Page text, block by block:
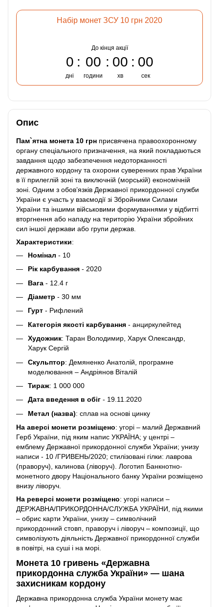
Набір монет ЗСУ 10 грн 2020
До кінця акції
0
дні
00
години
00
хв
00
сек
Опис
Пам`ятна монета 10 грн присвячена правоохоронному
органу спеціального призначення, на який покладаються
завдання щодо забезпечення недоторканності
державного кордону та охорони суверенних прав України
в її прилеглій зоні та виключній (морській) економічній
зоні. Одним з обов’язків Державної прикордонної служби
України є участь у взаємодії зі Збройними Силами
України та іншими військовими формуваннями у відбитті
вторгнення або нападу на територію України збройних
сил іншої держави або групи держав.
Характеристики:
Номінал - 10
Рік карбування - 2020
Вага - 12.4 г
Діаметр - 30 мм
Гурт - Рифлений
Категорія якості карбування - анциркулейтед
Художник: Таран Володимир, Харук Олександр,
Харук Сергій
Скульптор: Демяненко Анатолій, програмне
моделювання – Андріянов Віталій
Тираж: 1 000 000
Дата введення в обіг - 19.11.2020
Метал (назва): сплав на основі цинку
На аверсі монети розміщено: угорі – малий Державний
Герб України, під яким напис УКРАЇНА; у центрі –
емблему Державної прикордонної служби України; унизу
написи - 10 /ГРИВЕНЬ/2020; стилізовані гілки: лаврова
(праворуч), калинова (ліворуч). Логотип Банкнотно-
монетного двору Національного банку України розміщено
внизу ліворуч.
На реверсі монети розміщено: угорі написи –
ДЕРЖАВНА/ПРИКОРДОННА/СЛУЖБА УКРАЇНИ, під якими
– обрис карти України, унизу – символічний
прикордонний стовп, праворуч і ліворуч – композиції, що
символізують діяльність Державної прикордонної служби
в повітрі, на суші і на морі.
Монета 10 гривень «Державна
прикордонна служба України» — шана
захисникам кордону
Державна прикордонна служба України монету має